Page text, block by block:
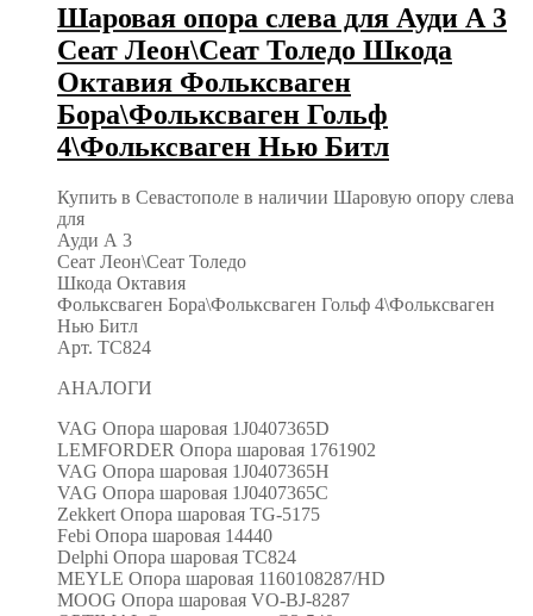
Шаровая опора слева для Ауди А 3
Сеат Леон\Сеат Толедо Шкода
Октавия Фольксваген
Бора\Фольксваген Гольф
4\Фольксваген Нью Битл
Купить в Севастополе в наличии Шаровую опору слева
для
Ауди А 3
Сеат Леон\Сеат Толедо
Шкода Октавия
Фольксваген Бора\Фольксваген Гольф 4\Фольксваген
Нью Битл
Арт. TC824
АНАЛОГИ
VAG Опора шаровая 1J0407365D
LEMFORDER Опора шаровая 1761902
VAG Опора шаровая 1J0407365H
VAG Опора шаровая 1J0407365C
Zekkert Опора шаровая TG-5175
Febi Опора шаровая 14440
Delphi Опора шаровая TC824
MEYLE Опора шаровая 1160108287/HD
MOOG Опора шаровая VO-BJ-8287